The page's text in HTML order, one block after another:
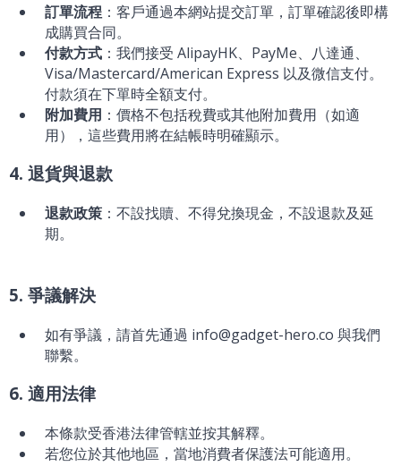
訂單流程 ：客戶通過本網站提交訂單，訂單確認後即構
成購買合同。
付款方式 ：我們接受 AlipayHK、PayMe、八達通、
Visa/Mastercard/American Express 以及微信支付。
付款須在下單時全額支付。
附加費用 ：價格不包括稅費或其他附加費用（如適
用），這些費用將在結帳時明確顯示。
4. 退貨與退款
退款政策 ：不設找贖、不得兌換現金，不設退款及延
期。
5. 爭議解決
如有爭議，請首先通過 info@gadget-hero.co 與我們
聯繫。
6. 適用法律
本條款受香港法律管轄並按其解釋。
若您位於其他地區，當地消費者保護法可能適用。